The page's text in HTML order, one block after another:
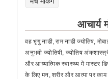
आचार्य
वह भृगु नाडी, राम नाडी ज्योतिष,
अनुभवी ज्योतिषी, ज्योतिष
और आध्यात्मिक स्वास्थ्य में मास्टर
के लिए मन, शरीर और आत्मा पर